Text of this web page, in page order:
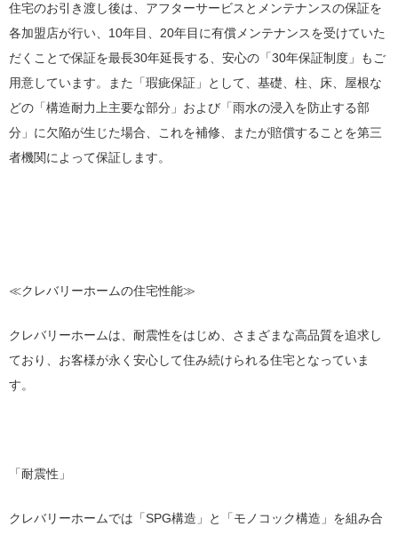
住宅のお引き渡し後は、アフターサービスとメンテナンスの保証を
各加盟店が行い、10年目、20年目に有償メンテナンスを受けていた
だくことで保証を最長30年延長する、安心の「30年保証制度」もご
用意しています。また「瑕疵保証」として、基礎、柱、床、屋根な
どの「構造耐力上主要な部分」および「雨水の浸入を防止する部
分」に欠陥が生じた場合、これを補修、またが賠償することを第三
者機関によって保証します。
≪クレバリーホームの住宅性能≫
クレバリーホームは、耐震性をはじめ、さまざまな高品質を追求し
ており、お客様が永く安心して住み続けられる住宅となっていま
す。
「耐震性」
クレバリーホームでは「SPG構造」と「モノコック構造」を組み合